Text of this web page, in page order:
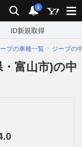
検索 通知
i
ID新規取得
プの車種一覧 ジープの
富山市)の中